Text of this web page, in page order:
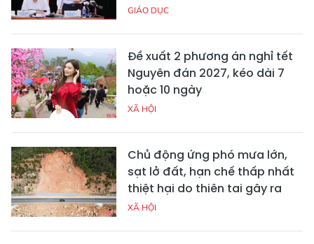
GIÁO DỤC
Đề xuất 2 phương án nghỉ tết
Nguyên đán 2027, kéo dài 7
hoặc 10 ngày
XÃ HỘI
Chủ động ứng phó mưa lớn,
sạt lở đất, hạn chế thấp nhất
thiệt hại do thiên tai gây ra
XÃ HỘI